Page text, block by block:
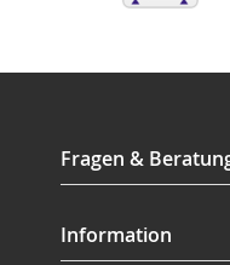
Fragen &
Information